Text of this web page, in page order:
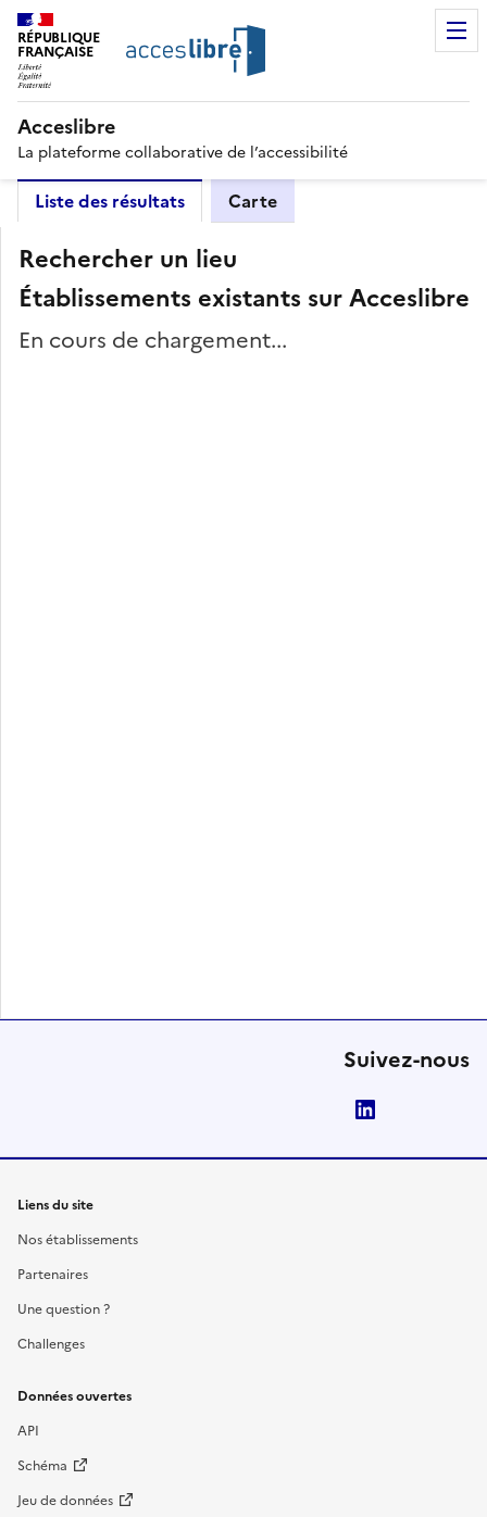
RÉPUBLIQUE
FRANÇAISE
Acceslibre
La plateforme collaborative de l’accessibilité
Liste des résultats Carte
Rechercher un lieu
Établissements existants sur Acceslibre
En cours de chargement...
Suivez-nous
Liens du site
Nos établissements
Partenaires
Une question ?
Challenges
Données ouvertes
API
Schéma
Jeu de données